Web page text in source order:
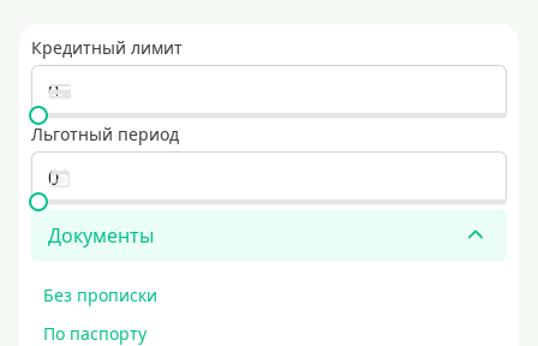
Кредитный лимит
Льготный период
Документы
Без прописки
По паспорту